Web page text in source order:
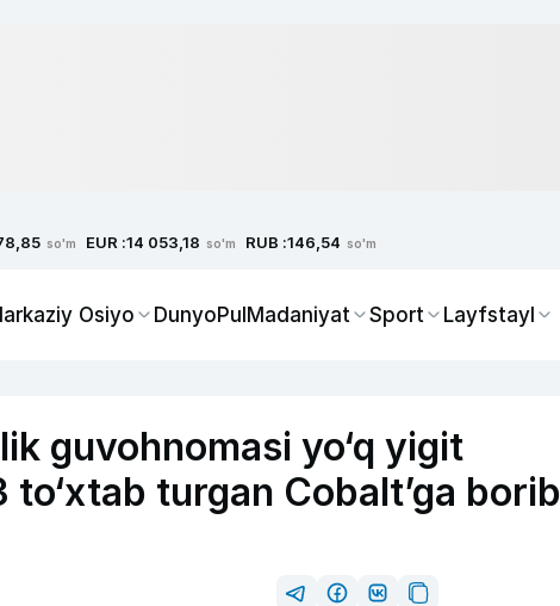
so'm EUR :14 053,18 so'm RUB :146,54 so'm
Osiyo DunyoPulMadaniyat Sport Layfstayl
guvohnomasi yo‘q yigit
turgan Cobalt’ga borib